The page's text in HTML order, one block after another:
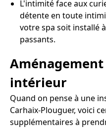
L'intimité face aux
détente en toute
votre spa soit installé
passants.
intérieur
Quand on pense à une
Carhaix-Plouguer, voici
supplémentaires à